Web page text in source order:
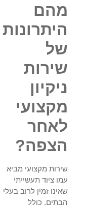
מהם
היתרונות
של
שירות
ניקיון
מקצועי
לאחר
הצפה?
שירות מקצועי מביא
עמו ציוד תעשייתי
שאינו זמין לרוב בעלי
הבתים, כולל